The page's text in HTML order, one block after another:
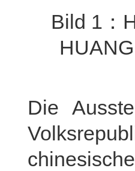
Bild 1：
Die